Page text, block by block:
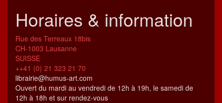
Horaires & information
Rue des Terreaux 18bis
CH-1003 Lausanne
SUISSE
++41 (0) 21 323 21 70
librairie@humus-art.com
Ouvert du mardi au vendredi de 12h à 19h, le samedi de
12h à 18h et sur rendez-vous